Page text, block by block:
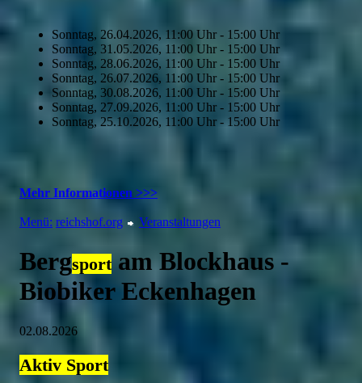
Sonntag, 26.04.2026, 11:00 Uhr - 15:00 Uhr
Sonntag, 31.05.2026, 11:00 Uhr - 15:00 Uhr
Sonntag, 28.06.2026, 11:00 Uhr - 15:00 Uhr
Sonntag, 26.07.2026, 11:00 Uhr - 15:00 Uhr
Sonntag, 30.08.2026, 11:00 Uhr - 15:00 Uhr
Sonntag, 27.09.2026, 11:00 Uhr - 15:00 Uhr
Sonntag, 25.10.2026, 11:00 Uhr - 15:00 Uhr
Mehr Informationen >>>
Menü: reichshof.org Veranstaltungen
Bergsportam Blockhaus -
Biobiker Eckenhagen
02.08.2026
Aktiv Sport